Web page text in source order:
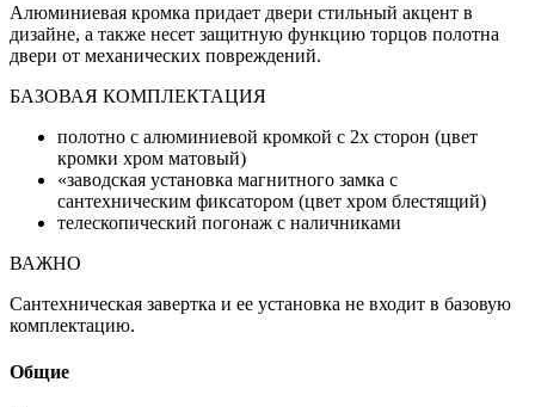
Алюминиевая кромка придает двери стильный акцент в
дизайне, а также несет защитную функцию торцов полотна
двери от механических повреждений.
БАЗОВАЯ КОМПЛЕКТАЦИЯ
полотно с алюминиевой кромкой с 2х сторон (цвет
кромки хром матовый)
«заводская установка магнитного замка с
сантехническим фиксатором (цвет хром блестящий)
телескопический погонаж с наличниками
ВАЖНО
Сантехническая завертка и ее установка не входит в базовую
комплектацию.
Общие